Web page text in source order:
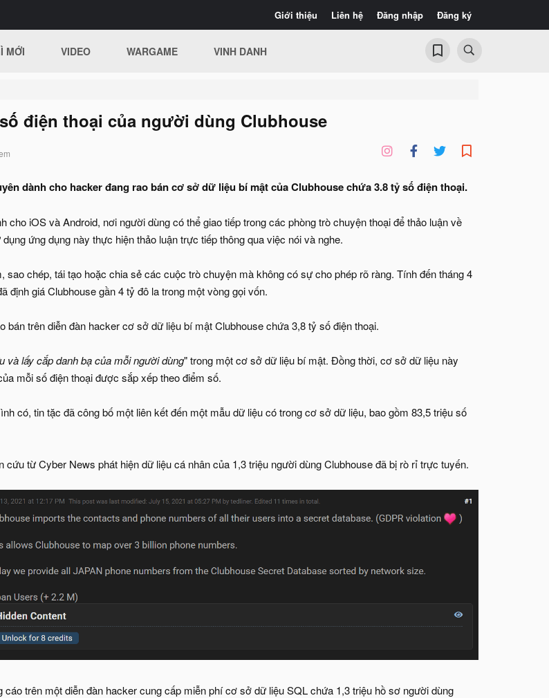
Giới thiệu Liên hệ Đăng nhập Đăng ký
MỚI VIDEO WARGAME VINH DANH
điện thoại của người dùng Clubhouse
dành cho hacker đang rao bán cơ sở dữ liệu bí mật của Clubhouse chứa 3.8 tỷ số điện thoại.
cho iOS và Android, nơi người dùng có thể giao tiếp trong các phòng trò chuyện thoại để thảo luận về
ứng dụng này thực hiện thảo luận trực tiếp thông qua việc nói và nghe.
sao chép, tái tạo hoặc chia sẻ các cuộc trò chuyện mà không có sự cho phép rõ ràng. Tính đến tháng 4
định giá Clubhouse gần 4 tỷ đô la trong một vòng gọi vốn.
bán trên diễn đàn hacker cơ sở dữ liệu bí mật Clubhouse chứa 3,8 tỷ số điện thoại.
và lấy cắp danh bạ của mỗi người dùng" trong một cơ sở dữ liệu bí mật. Đồng thời, cơ sở dữ liệu này
mỗi số điện thoại được sắp xếp theo điểm số.
có, tin tặc đã công bố một liên kết đến một mẫu dữ liệu có trong cơ sở dữ liệu, bao gồm 83,5 triệu số
cứu từ Cyber News phát hiện dữ liệu cá nhân của 1,3 triệu người dùng Clubhouse đã bị rò rỉ trực tuyến.
trên một diễn đàn hacker cung cấp miễn phí cơ sở dữ liệu SQL chứa 1,3 triệu hồ sơ người dùng